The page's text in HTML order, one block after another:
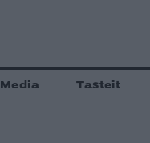
Media Tasteit